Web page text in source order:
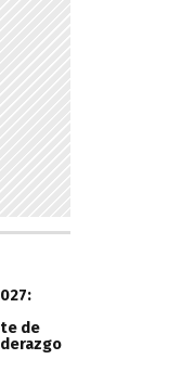
de